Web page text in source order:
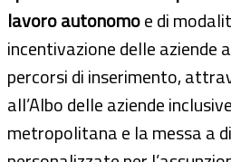
lavoro autonomoe di
incentivazione delle aziende
percorsi di inserimento,
all’Albo delle aziende
metropolitana e la messa a